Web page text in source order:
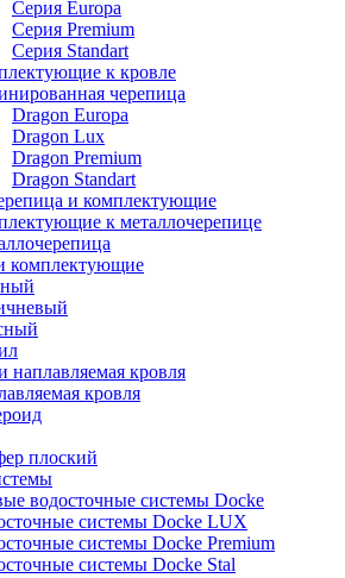
Серия Europa
Серия Premium
Серия Standart
к кровле
черепица
Dragon Europa
Dragon Lux
Dragon Premium
Dragon Standart
и комплектующие
к металлочерепице
комплектующие
наплавляемая кровля
кровля
плоский
водосточные системы Docke
системы Docke LUX
системы Docke Premium
системы Docke Stal